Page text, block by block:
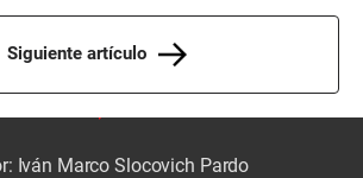
Siguiente artículo
Iván Marco Slocovich Pardo